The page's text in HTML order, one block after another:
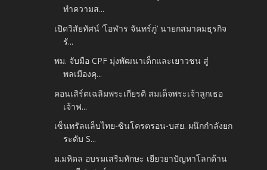
ทำความส...
เปิดวิสัยทัศน์ ‘โอฬาร จันทร์ภู่’ นายกสมาคมธุรกิจ
รั...
พม. จับมือ CPF มุ่งพัฒนาเด็กและเยาวชน สู่
พลเมืองคุ...
คอนเสิร์ตเฉลิมพระเกียรติ สมเด็จพระเจ้าลูกเธอ
เจ้าฟ...
เซ็นทรัลแล็บไทย-ซินโครตรอน-บสย. ผนึกกำลังยก
ระดับ S...
ม.มหิดล อบรมเสริมทักษะ เยียวยาปัญหาโลกด้าน